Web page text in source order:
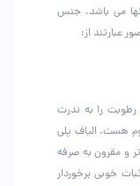
می باشد‌. جنس
عبارتند از:
را به ندرت
هست. الیاف پلی
و مقرون به صرفه
خوبی برخوردار